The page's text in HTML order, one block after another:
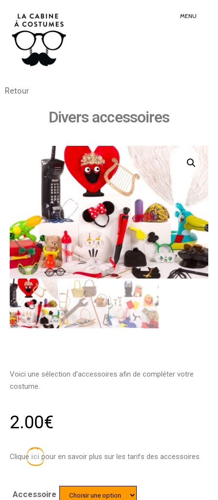
MENU
Retour
Divers accessoires
Voici une sélection d’accessoires afin de compléter votre
costume.
2.00€
Clique ici pour en savoir plus sur les tarifs des accessoires
Accessoire